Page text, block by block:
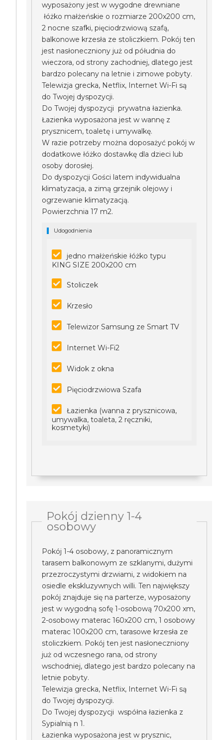
wyposażony jest w wygodne drewniane
łóżko małżeńskie o rozmiarze 200x200 cm,
2 nocne szafki, pięciodrzwiową szafą,
balkonowe krzesła ze stoliczkiem. Pokój ten
jest nasłoneczniony już od półudnia do
wieczora, od strony zachodniej, dlatego jest
bardzo polecany na letnie i zimowe pobyty.
Telewizja grecka, Netflix, Internet Wi-Fi są
do Twojej dyspozycji.
Do Twojej dyspozycji prywatna łazienka.
Łazienka wyposażona jest w wannę z
prysznicem, toaletę i umywalkę.
W razie potrzeby można doposażyć pokój w
dodatkowe łóżko dostawkę dla dzieci lub
osoby dorosłej.
Do dyspozycji Gości latem indywidualna
klimatyzacja, a zimą grzejnik olejowy i
ogrzewanie klimatyzacją.
Powierzchnia 17 m2.
Udogodnienia
jedno małżeńskie łóżko typu
KING SIZE 200x200 cm
Stoliczek
Krzesło
Telewizor Samsung ze Smart TV
Internet Wi-Fi2
Widok z okna
Pięciodrzwiowa Szafa
Łazienka (wanna z prysznicowa,
umywalka, toaleta, 2 ręczniki,
kosmetyki)
Pokój dzienny 1-4
osobowy
Pokój 1-4 osobowy, z panoramicznym
tarasem balkonowym ze szklanymi, dużymi
przezroczystymi drzwiami, z widokiem na
osiedle ekskluzywnych willi. Ten największy
pokój znajduje się na parterze, wyposażony
jest w wygodną sofę 1-osobową 70x200 xm,
2-osobowy materac 160x200 cm, 1 osobowy
materac 100x200 cm, tarasowe krzesła ze
stoliczkiem. Pokój ten jest nasłoneczniony
już od wczesnego rana, od strony
wschodniej, dlatego jest bardzo polecany na
letnie pobyty.
Telewizja grecka, Netflix, Internet Wi-Fi są
do Twojej dyspozycji.
Do Twojej dyspozycji współna łazienka z
Sypialnią n 1.
Łazienka wyposażona jest w prysznic,